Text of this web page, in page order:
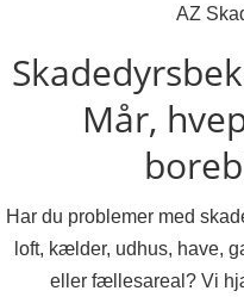
AZ
Mår,
Har du problemer med
loft, kælder, udhus, have,
eller fællesareal? Vi